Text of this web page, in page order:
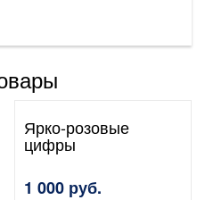
Ярко-розовые
цифры
1 000 руб.